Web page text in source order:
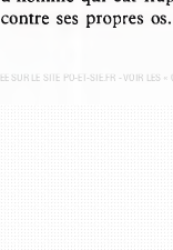
contre  ses  propres  os.
SUR LE SITE PO-ET-SIE.FR - VOIR